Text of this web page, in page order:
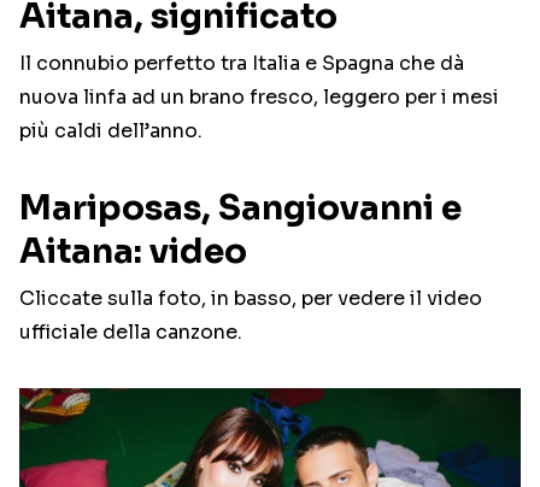
Aitana, significato
Il connubio perfetto tra Italia e Spagna che dà
nuova linfa ad un brano fresco, leggero per i mesi
più caldi dell’anno.
Mariposas, Sangiovanni e
Aitana: video
Cliccate sulla foto, in basso, per vedere il video
ufficiale della canzone.